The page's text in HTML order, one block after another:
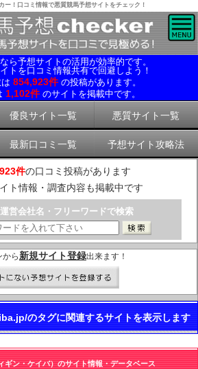
ー！口コミ情報で悪質競馬予想サイトをチェック！
ら予想サイトの活用が効率的です。
トを口コミ情報共有で回避しよう！
854,923件 の投稿があります。
1,102件 のサイトを掲載中です。
優良サイト一覧 悪質サイト一覧
最新口コミ一覧 予想サイト攻略法
件の口コミ投稿があります
ト情報・調査内容も掲載中です
営会社名・フリーワードで検索
から 新規サイト登録出来ます！
のタグに関連するサイトを表示します
ギン・ケイバ）のサイト情報・データベース